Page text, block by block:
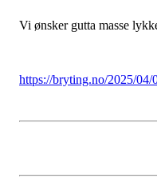
Vi ønsker gutta masse
https://bryting.no/2025/04/